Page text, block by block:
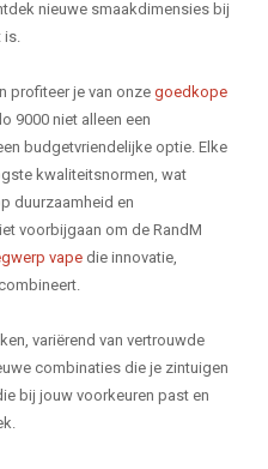
nieuwe smaakdimensies bij
profiteer je van onze goedkope
9000 niet alleen een
budgetvriendelijke optie. Elke
kwaliteitsnormen, wat
duurzaamheid en
voorbijgaan om de RandM
vape die innovatie,
variërend van vertrouwde
combinaties die je zintuigen
bij jouw voorkeuren past en